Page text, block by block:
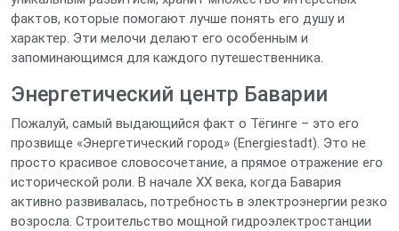
фактов, которые помогают лучше понять его душу и
характер. Эти мелочи делают его особенным и
запоминающимся для каждого путешественника.
Энергетический центр Баварии
Пожалуй, самый выдающийся факт о Тёгинге – это его
прозвище «Энергетический город» (Energiestadt). Это не
просто красивое словосочетание, а прямое отражение его
исторической роли. В начале XX века, когда Бавария
активно развивалась, потребность в электроэнергии резко
возросла. Строительство мощной гидроэлектростанции